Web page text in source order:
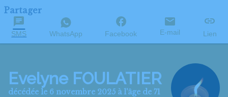
Partager
SMS WhatsApp Facebook E-mail Lien
Evelyne FOULATIER
décédée le 6 novembre 2025 à l'âge de 71